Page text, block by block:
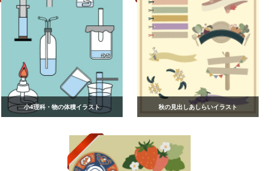
小4理科・物の体積イラスト 秋の見出しあしらいイラスト